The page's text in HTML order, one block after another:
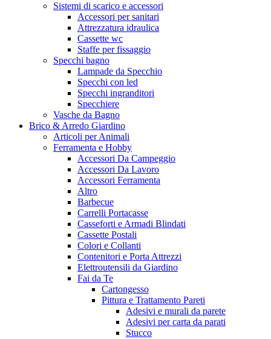
Sistemi di scarico e accessori
Accessori per sanitari
Attrezzatura idraulica
Cassette wc
Staffe per fissaggio
Specchi bagno
Lampade da Specchio
Specchi con led
Specchi ingranditori
Specchiere
Vasche da Bagno
Brico & Arredo Giardino
Articoli per Animali
Ferramenta e Hobby
Accessori Da Campeggio
Accessori Da Lavoro
Accessori Ferramenta
Altro
Barbecue
Carrelli Portacasse
Casseforti e Armadi Blindati
Cassette Postali
Colori e Collanti
Contenitori e Porta Attrezzi
Elettroutensili da Giardino
Fai da Te
Cartongesso
Pittura e Trattamento Pareti
Adesivi e murali da parete
Adesivi per carta da parati
Stucco